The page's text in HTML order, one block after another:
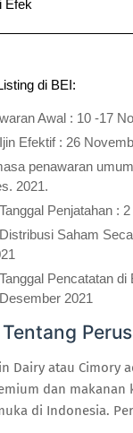
Efek
di BEI:
Awal : 10 -17
Efektif : 26
penawaran
2021.
Penjatahan :
Saham
Pencatatan di
2021
Dairy atau Cimory
dan makanan
di Indonesia.